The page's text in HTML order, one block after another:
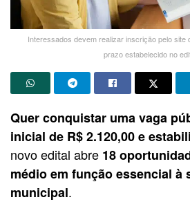
Interessados devem realizar inscrição pelo site
prazo estabelecido no
Quer conquistar uma vaga
inicial de R$ 2.120,00 e
novo edital abre 18
médio em função essencial à
municipal.